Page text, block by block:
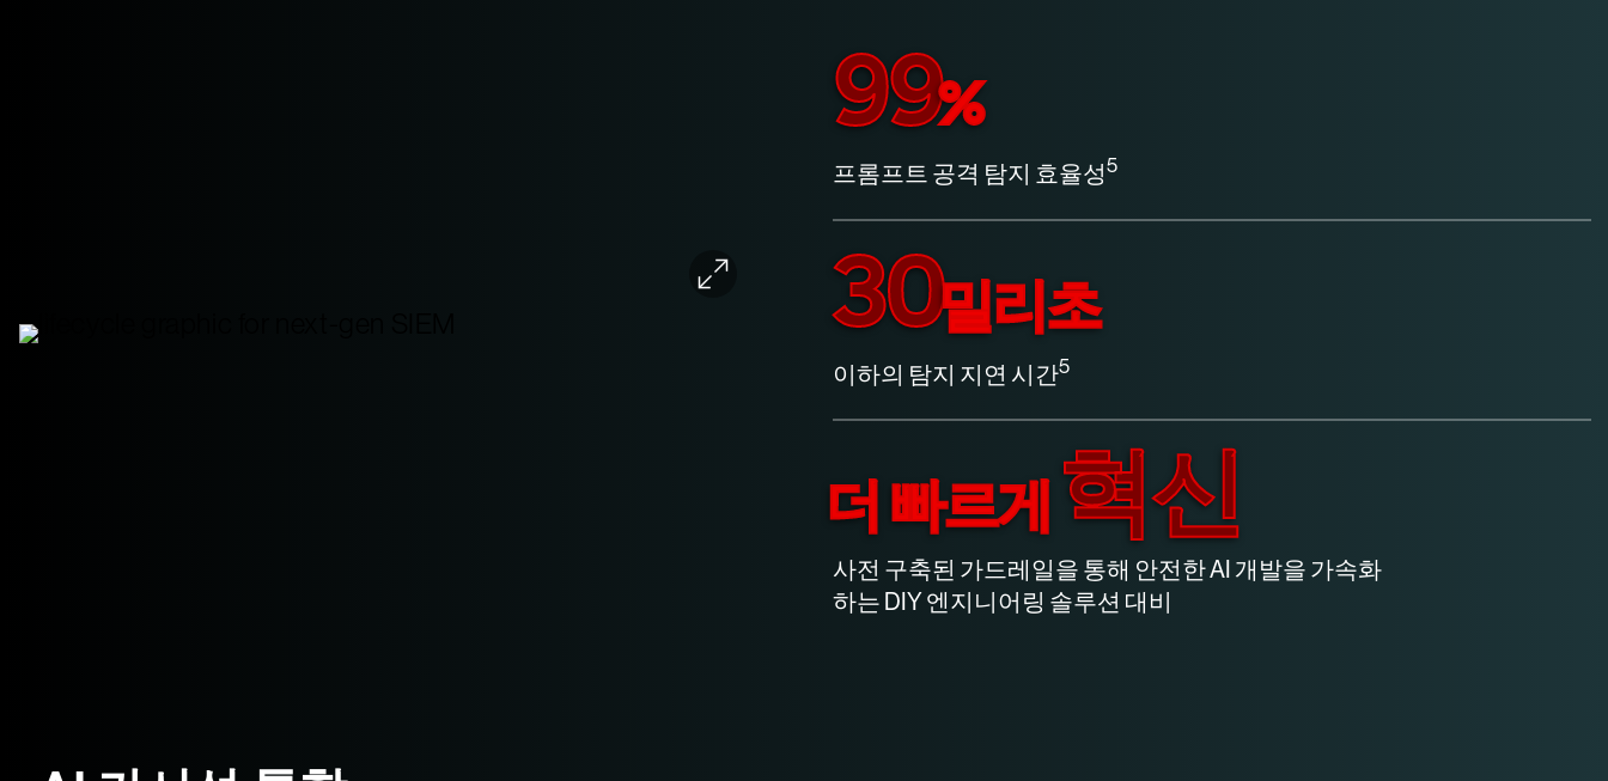
99%
프롬프트 공격 탐지 효율성5
30밀리초
이하의 탐지 지연 시간5
더 빠르게혁신
사전 구축된 가드레일을 통해 안전한 AI 개발을 가속화
하는 DIY 엔지니어링 솔루션 대비